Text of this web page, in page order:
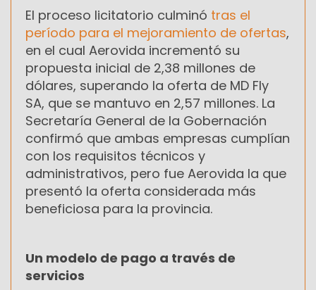
El proceso licitatorio culminó tras el
período para el mejoramiento de ofertas,
en el cual Aerovida incrementó su
propuesta inicial de 2,38 millones de
dólares, superando la oferta de MD Fly
SA, que se mantuvo en 2,57 millones. La
Secretaría General de la Gobernación
confirmó que ambas empresas cumplían
con los requisitos técnicos y
administrativos, pero fue Aerovida la que
presentó la oferta considerada más
beneficiosa para la provincia.
Un modelo de pago a través de
servicios